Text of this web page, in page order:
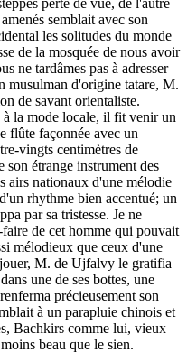
semblait avec son
les solitudes du monde
de la mosquée de nous avoir
ne tardâmes pas à adresser
musulman d'origine tatare, M.
de savant orientaliste.
la mode locale, il fit venir un
flûte façonnée avec un
vingts centimètres de
son étrange instrument des
airs nationaux d'une mélodie
rhythme bien accentué; un
par sa tristesse. Je ne
de cet homme qui pouvait
mélodieux que ceux d'une
M. de Ujfalvy le gratifia
une de ses bottes, une
précieusement son
à un parapluie chinois et
Bachkirs comme lui, vieux
beau que le sien.